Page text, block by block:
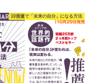
10倍速で「未来の自分」になる方法